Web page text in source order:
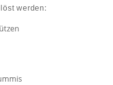
werden: